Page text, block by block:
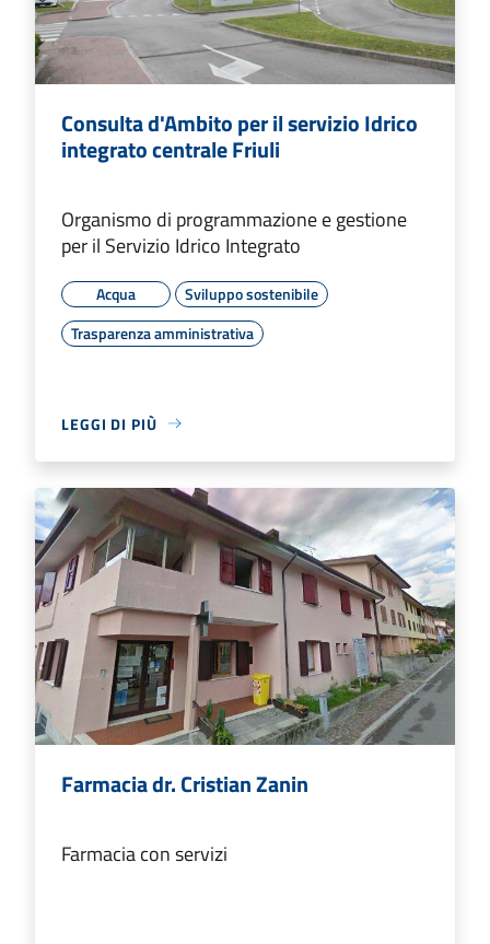
Consulta d'Ambito per il servizio Idrico
integrato centrale Friuli
Organismo di programmazione e gestione
per il Servizio Idrico Integrato
Acqua
Sviluppo sostenibile
Trasparenza amministrativa
LEGGI DI PIÙ
Farmacia dr. Cristian Zanin
Farmacia con servizi